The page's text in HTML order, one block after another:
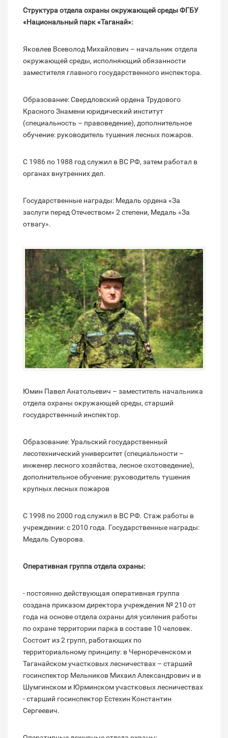
Структура отдела охраны окружающей среды ФГБУ
«Национальный парк «Таганай»:
Яковлев Всеволод Михайлович – начальник отдела
окружающей среды, исполняющий обязанности
заместителя главного государственного инспектора.
Образование: Свердловский ордена Трудового
Красного Знамени юридический институт
(специальность – правоведение), дополнительное
обучение: руководитель тушения лесных пожаров.
С 1986 по 1988 год служил в ВС РФ, затем работал в
органах внутренних дел.
Государственные награды: Медаль ордена «За
заслуги перед Отечеством» 2 степени, Медаль «За
отвагу».
Юмин Павел Анатольевич – заместитель начальника
отдела охраны окружающей среды, старший
государственный инспектор.
Образование: Уральский государственный
лесотехнический университет (специальности –
инженер лесного хозяйства, лесное охотоведение),
дополнительное обучение: руководитель тушения
крупных лесных пожаров
С 1998 по 2000 год служил в ВС РФ. Стаж работы в
учреждении: с 2010 года. Государственные награды:
Медаль Суворова.
Оперативная группа отдела охраны:
- постоянно действующая оперативная группа
создана приказом директора учреждения № 210 от
года на основе отдела охраны для усиления работы
по охране территории парка в составе 10 человек.
Состоит из 2 групп, работающих по
территориальному принципу: в Чернореченском и
Таганайском участковых лесничествах – старший
госинспектор Мельников Михаил Александрович и в
Шумгинском и Юрминском участковых лесничествах
- старший госинспектор Естехин Константин
Сергеевич.